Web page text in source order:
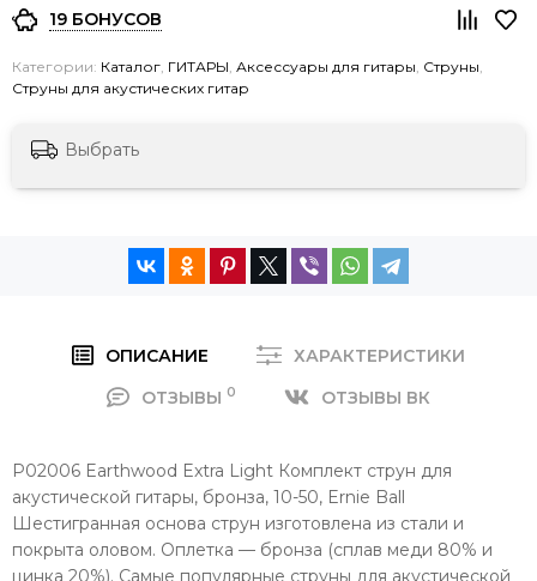
19 БОНУСОВ
Категории: Каталог, ГИТАРЫ, Аксессуары для гитары, Струны,
Струны для акустических гитар
Выбрать
ОПИСАНИЕ
ХАРАКТЕРИСТИКИ
ОТЗЫВЫ 0 ОТЗЫВЫ ВК
P02006 Earthwood Extra Light Комплект струн для
акустической гитары, бронза, 10-50, Ernie Ball
Шестигранная основа струн изготовлена из стали и
покрыта оловом. Оплетка — бронза (сплав меди 80% и
цинка 20%). Самые популярные струны для акустической